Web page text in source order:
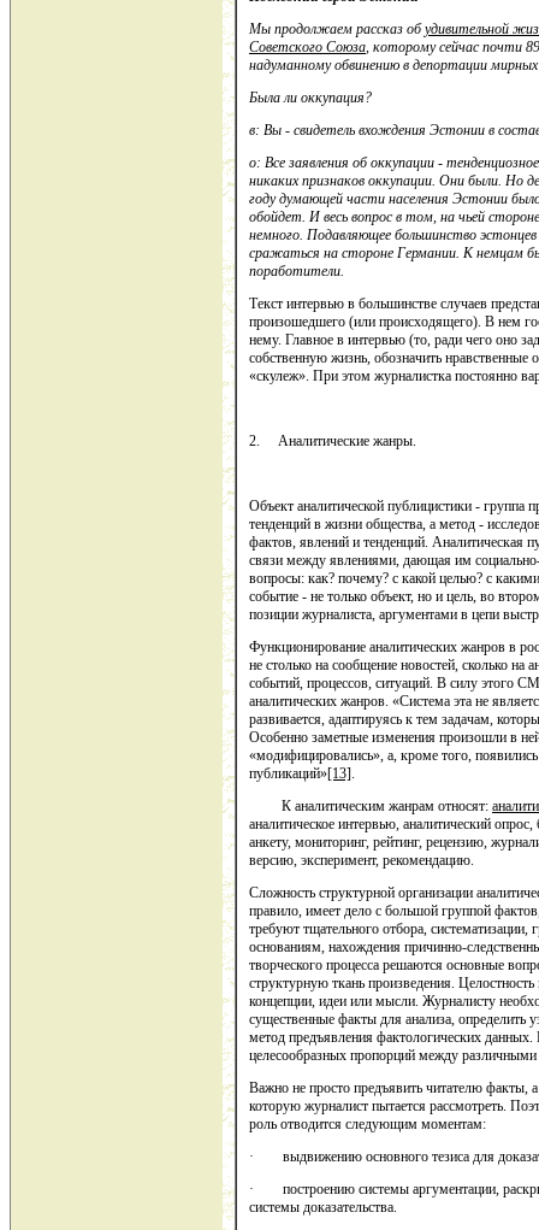
Мы продолжаем рассказ обудивительной
Советского Союза, которому сейчас почти
надуманному обвинению в депортации
Была ли оккупация?
в: Вы - свидетель вхождения Эстонии в
о: Все заявления об оккупации -
никаких признаков оккупации. Они были. Но
году думающей части населения Эстонии
обойдет. И весь вопрос в том, на чьей
немного. Подавляющее большинство
сражаться на стороне Германии. К немцам
поработители.
Текст интервью в большинстве случаев
произошедшего (или происходящего). В нем
нему. Главное в интервью (то, ради чего оно
собственную жизнь, обозначить нравственные
«скулеж». При этом журналистка постоянно
2. Аналитические жанры.
Объект аналитической публицистики - группа
тенденций в жизни общества, а метод -
фактов, явлений и тенденций. Аналитическая
связи между явлениями, дающая им
вопросы: как? почему? с какой целью? с
событие - не только объект, но и цель, во
позиции журналиста, аргументами в цепи
Функционирование аналитических жанров в
не столько на сообщение новостей, сколько на
событий, процессов, ситуаций. В силу этого
аналитических жанров. «Система эта не
развивается, адаптируясь к тем задачам,
Особенно заметные изменения произошли в
«модифицировались», а, кроме того,
публикаций»[13].
К аналитическим жанрам относят:
аналитическое интервью, аналитический
анкету, мониторинг, рейтинг, рецензию,
версию, эксперимент, рекомендацию.
Сложность структурной организации
правило, имеет дело с большой группой
требуют тщательного отбора,
основаниям, нахождения причинно-
творческого процесса решаются основные
структурную ткань произведения.
концепции, идеи или мысли. Журналисту
существенные факты для анализа,
метод предъявления фактологических
целесообразных пропорций между различными
Важно не просто предъявить читателю факты,
которую журналист пытается рассмотреть.
роль отводится следующим моментам:
· выдвижению основного тезиса для
· построению системы аргументации,
системы доказательства.